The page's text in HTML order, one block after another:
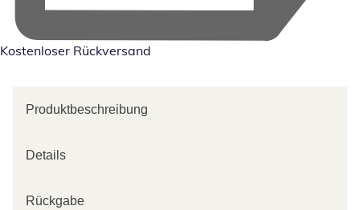
Kostenloser Rückversand
Produktbeschreibung
Details
Rückgabe